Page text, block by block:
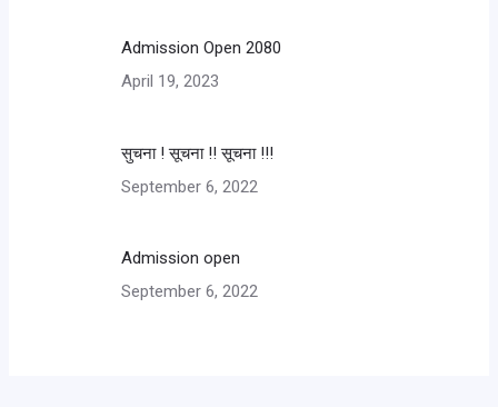
Admission Open 2080
April 19, 2023
सुचना ! सूचना !! सूचना !!!
September 6, 2022
Admission open
September 6, 2022